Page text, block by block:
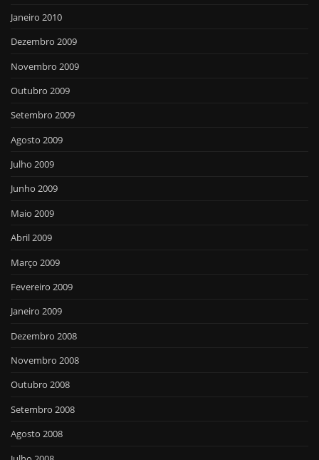
Janeiro 2010
Dezembro 2009
Novembro 2009
Outubro 2009
Setembro 2009
Agosto 2009
Julho 2009
Junho 2009
Maio 2009
Abril 2009
Março 2009
Fevereiro 2009
Janeiro 2009
Dezembro 2008
Novembro 2008
Outubro 2008
Setembro 2008
Agosto 2008